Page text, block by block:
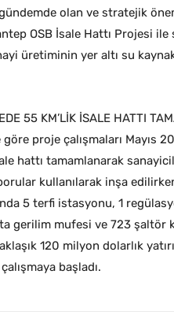
olan ve stratejik
OSB İsale Hattı Projesi
üretiminin yer altı su
55 KM’LİK İSALE HATTI
proje çalışmaları Mayıs
hattı tamamlanarak
kullanılarak inşa
5 terfi istasyonu, 1
gerilim mufesi ve 723 şaltör
120 milyon dolarlık
başladı.